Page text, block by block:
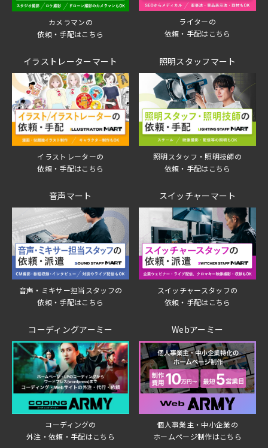
カメラマンの
依頼・手配はこちら
ライターの
依頼・手配はこちら
イラストレーターマート
イラストレーターの
依頼・手配はこちら
照明スタッフマート
照明スタッフ・照明技師の
依頼・手配はこちら
音声マート
音声・ミキサー担当スタッフの
依頼・手配はこちら
スイッチャーマート
スイッチャースタッフの
依頼・手配はこちら
コーディングアーミー
コーディングの
外注・依頼・手配はこちら
Webアーミー
個人事業主・中小企業の
ホームページ制作はこちら